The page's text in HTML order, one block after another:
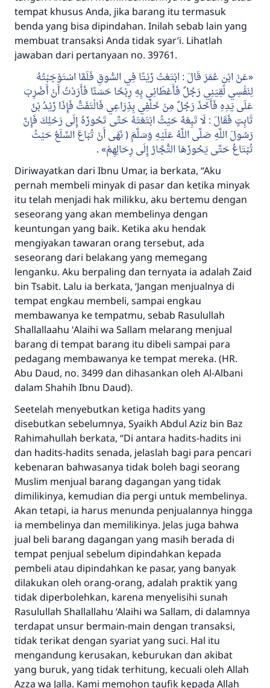
tempat khusus Anda, jika barang itu termasuk
benda yang bisa dipindahan. Inilah sebab lain yang
membuat transaksi Anda tidak syar’i. Lihatlah
jawaban dari pertanyaan no. 39761.
عَنْ ابْنِ عُمَرَ قَالَ : ابْتَعْتُ زَيْتًا فِي السُّوقِ فَلَمَّا اسْتَوْجَبْتُهُ
لِنَفْسِي لَقِيَنِي رَجُلٌ فَأَعْطَانِي بِهِ رِبْحًا حَسَنًا فَأَرَدْتُ أَنْ أَضْرِبَ
عَلَى يَدِهِ فَأَخَذَ رَجُلٌ مِنْ خَلْفِي بِذِرَاعِي فَالْتَفَتُّ فَإِذَا زَيْدُ بْنُ
ثَابِتٍ فَقَالَ : لَا تَبِعْهُ حَيْثُ ابْتَعْتَهُ حَتَّى تَحُوزَهُ إِلَى رَحْلِكَ فَإِنَّ
رَسُولَ اللَّهِ صَلَّى اللَّهُ عَلَيْهِ وَسَلَّمَ ( نَهَى أَنْ تُبَاعَ السِّلَعُ حَيْثُ
تُبْتَاعُ حَتَّى يَحُوزَهَا التُّجَّارُ إِلَى رِحَالِهِمْ
.
Diriwayatkan dari Ibnu Umar, ia berkata, “Aku
pernah membeli minyak di pasar dan ketika minyak
itu telah menjadi hak milikku, aku bertemu dengan
seseorang yang akan membelinya dengan
keuntungan yang baik. Ketika aku hendak
mengiyakan tawaran orang tersebut, ada
seseorang dari belakang yang memegang
lenganku. Aku berpaling dan ternyata ia adalah Zaid
bin Tsabit. Lalu ia berkata, ‘Jangan menjualnya di
tempat engkau membeli, sampai engkau
membawanya ke tempatmu, sebab Rasulullah
Shallallaahu 'Alaihi wa Sallam melarang menjual
barang di tempat barang itu dibeli sampai para
pedagang membawanya ke tempat mereka. (HR.
Abu Daud, no. 3499 dan dihasankan oleh Al-Albani
dalam Shahih Ibnu Daud).
Seetelah menyebutkan ketiga hadits yang
disebutkan sebelumnya, Syaikh Abdul Aziz bin Baz
Rahimahullah berkata, “Di antara hadits-hadits ini
dan hadits-hadits senada, jelaslah bagi para pencari
kebenaran bahwasanya tidak boleh bagi seorang
Muslim menjual barang dagangan yang tidak
dimilikinya, kemudian dia pergi untuk membelinya.
Akan tetapi, ia harus menunda penjualannya hingga
ia membelinya dan memilikinya. Jelas juga bahwa
jual beli barang dagangan yang masih berada di
tempat penjual sebelum dipindahkan kepada
pembeli atau dipindahkan ke pasar, yang banyak
dilakukan oleh orang-orang, adalah praktik yang
tidak diperbolehkan, karena menyelisihi sunah
Rasulullah Shallallahu ‘Alaihi wa Sallam, di dalamnya
terdapat unsur bermain-main dengan transaksi,
tidak terikat dengan syariat yang suci. Hal itu
mengandung kerusakan, keburukan dan akibat
yang buruk, yang tidak terhitung, kecuali oleh Allah
Azza wa Jalla. Kami memohon taufik kepada Allah
Rasulullah ﷺ bersabda
"Siapa yang menunjukkan suatu kebaikan,
meka dia akan mendapatkan pahala yang
sama dengan orang yang melakukannya"
MUSLIM, 1893
Saham